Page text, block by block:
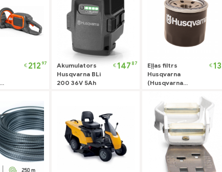
€ 212 97
Akumulators
Husqvarna BLi
200 36V 5Ah
€147 87
Eļļas filtrs
Husqvarna
(Husqvarna
€13